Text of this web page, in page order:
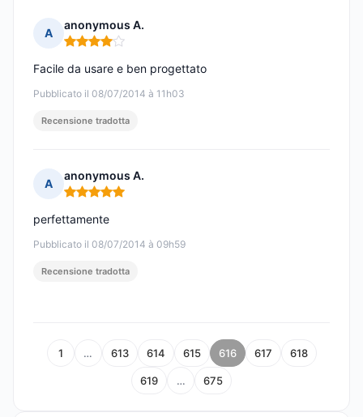
A
anonymous A.
Nota: 4 su 5
Pubblicato il 08/07/2014 à 11h03
Facile da usare e ben progettato
Recensione tradotta
A
anonymous A.
Nota: 5 su 5
Pubblicato il 08/07/2014 à 09h59
perfettamente
Recensione tradotta
1 … 613 614 615 616 617 618
619 … 675